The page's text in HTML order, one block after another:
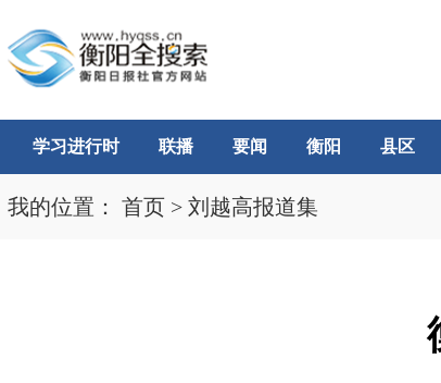
学习进行时 联播 要闻 衡阳 县区
我的位置： 首页 > 刘越高报道集